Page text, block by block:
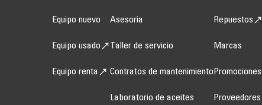
Equipo nuevo
Equipo usado
Equipo renta
Asesoria
Taller de servicio
Contratos de mantenimiento
Laboratorio de aceites
Repuestos
Marcas
Promociones
Proveedores